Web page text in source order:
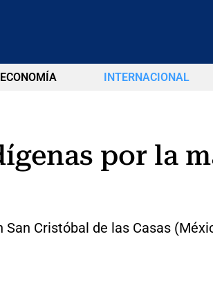
ECONOMÍA INTERNACIONAL
por la
Cristóbal de las Casas